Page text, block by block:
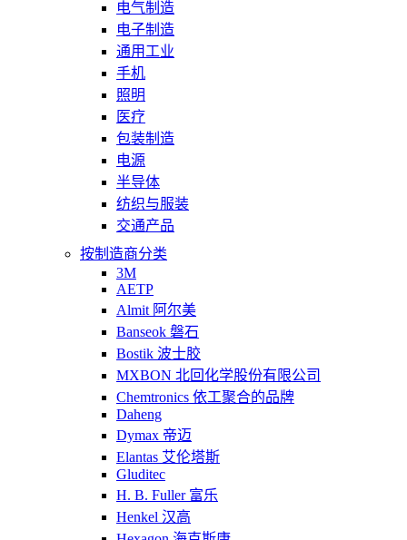
电气制造
电子制造
通用工业
手机
照明
医疗
包装制造
电源
半导体
纺织与服装
交通产品
按制造商分类
3M
AETP
Almit 阿尔美
Banseok 磐石
Bostik 波士胶
MXBON 北回化学股份有限公司
Chemtronics 依工聚合的品牌
Daheng
Dymax 帝迈
Elantas 艾伦塔斯
Gluditec
H. B. Fuller 富乐
Henkel 汉高